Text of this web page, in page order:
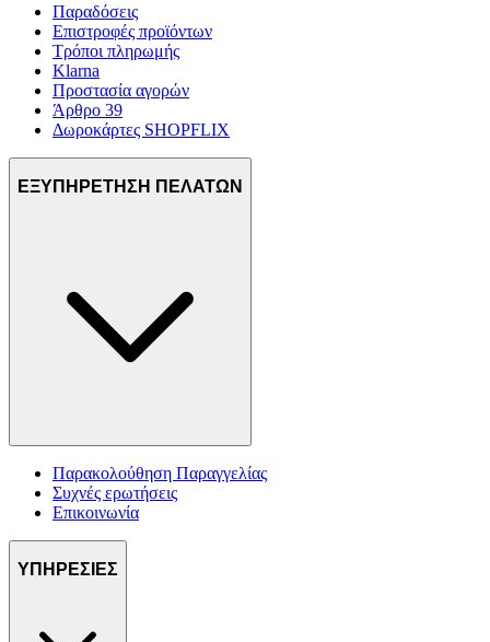
Παραδόσεις
Επιστροφές προϊόντων
Τρόποι πληρωμής
Klarna
Προστασία αγορών
Άρθρο 39
Δωροκάρτες SHOPFLIX
ΕΞΥΠΗΡΕΤΗΣΗ ΠΕΛΑΤΩΝ
Παρακολούθηση Παραγγελίας
Συχνές ερωτήσεις
Επικοινωνία
ΥΠΗΡΕΣΙΕΣ